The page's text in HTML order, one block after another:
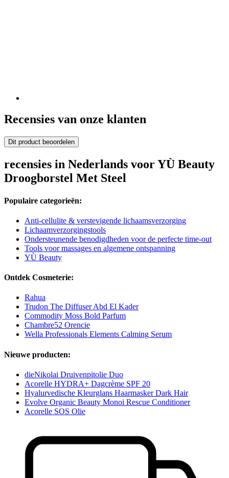
Recensies van onze klanten
Dit product beoordelen
recensies in Nederlands voor YÙ Beauty
Droogborstel Met Steel
Populaire categorieën:
Anti-cellulite & verstevigende lichaamsverzorging
Lichaamverzorgingstools
Ondersteunende benodigdheden voor de perfecte time-out
Tools voor massages en algemene ontspanning
YÙ Beauty
Ontdek Cosmeterie:
Rahua
Trudon The Diffuser Abd El Kader
Commodity Moss Bold Parfum
Chambre52 Orencie
Wella Professionals Elements Calming Serum
Nieuwe producten:
dieNikolai Druivenpitolie Duo
Acorelle HYDRA+ Dagcrème SPF 20
Hyalurvedische Kleurglans Haarmasker Dark Hair
Evolve Organic Beauty Monoi Rescue Conditioner
Acorelle SOS Olie